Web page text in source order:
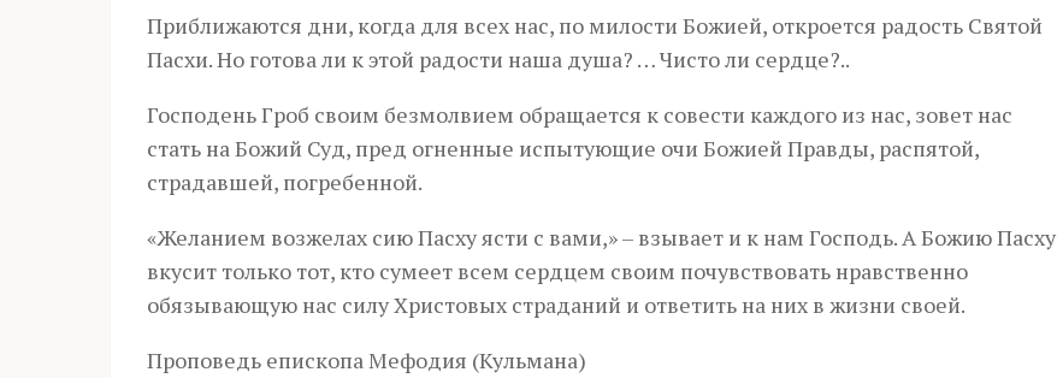
Приближаются дни, когда для всех нас, по милости Божией, откроется радость Святой
Пасхи. Но готова ли к этой радости наша душа? … Чисто ли сердце?..
Господень Гроб своим безмолвием обращается к совести каждого из нас, зовет нас
стать на Божий Суд, пред огненные испытующие очи Божией Правды, распятой,
страдавшей, погребенной.
«Желанием возжелах сию Пасху ясти с вами,»– взывает и к нам Господь. А Божию Пасху
вкусит только тот, кто сумеет всем сердцем своим почувствовать нравственно
обязывающую нас силу Христовых страданий и ответить на них в жизни своей.
Проповедь епископа Мефодия (Кульмана)